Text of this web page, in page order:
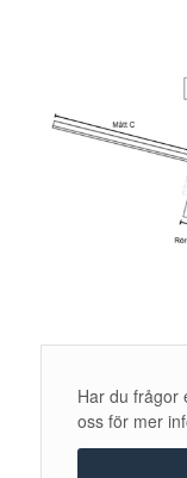
Har du frågor
oss för mer